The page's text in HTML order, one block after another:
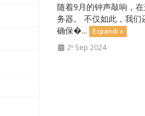
随着9月的钟声敲响，
务器。 不仅如此，我
确保�...
Espandi »
2º Sep 2024